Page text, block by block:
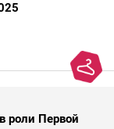
роли Первой